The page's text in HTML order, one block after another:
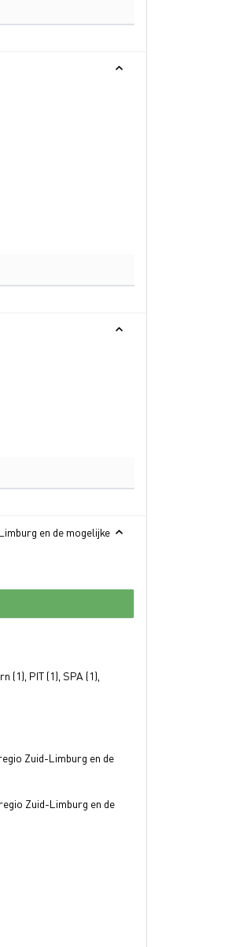
en de mogelijke
(1), PIT (1), SPA (1),
Zuid-Limburg en de
Zuid-Limburg en de